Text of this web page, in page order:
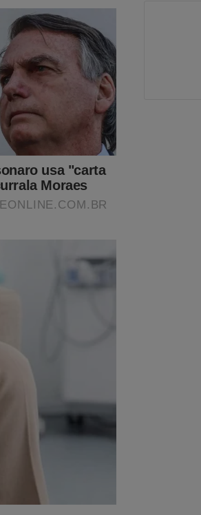
a nossa mais nova
acesso ao
11,99 mensais.